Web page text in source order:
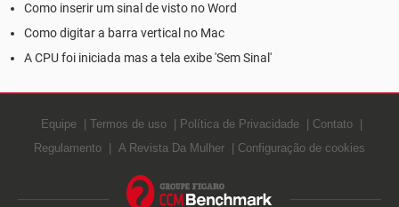
Como inserir um sinal de visto no Word
Como digitar a barra vertical no Mac
A CPU foi iniciada mas a tela exibe 'Sem Sinal'
Equipe Termos de uso Política de Privacidade
Contato
Regulamento
A Revista Da Mulher Configuração de cookies